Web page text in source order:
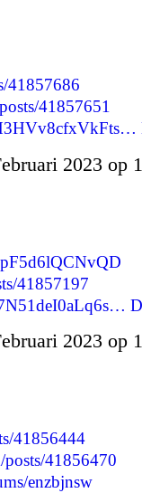
41857686
41857651
2023 op
41857197
2023 op
41856444
posts/41856470
enzbjnsw